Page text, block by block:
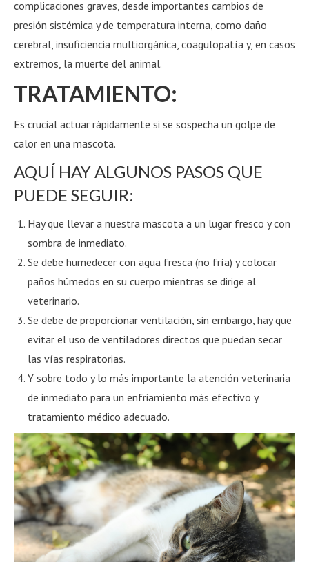
complicaciones graves, desde importantes cambios de
presión sistémica y de temperatura interna, como daño
cerebral, insuficiencia multiorgánica, coagulopatía y, en casos
extremos, la muerte del animal.
TRATAMIENTO:
Es crucial actuar rápidamente si se sospecha un golpe de
calor en una mascota.
AQUÍ HAY ALGUNOS PASOS QUE
PUEDE SEGUIR:
Hay que llevar a nuestra mascota a un lugar fresco y con
sombra de inmediato.
Se debe humedecer con agua fresca (no fría) y colocar
paños húmedos en su cuerpo mientras se dirige al
veterinario.
Se debe de proporcionar ventilación, sin embargo, hay que
evitar el uso de ventiladores directos que puedan secar
las vías respiratorias.
Y sobre todo y lo más importante la atención veterinaria
de inmediato para un enfriamiento más efectivo y
tratamiento médico adecuado.